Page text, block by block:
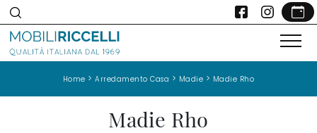
Home >Arredamento Casa > Madie > Madie Rho
Madie Rho